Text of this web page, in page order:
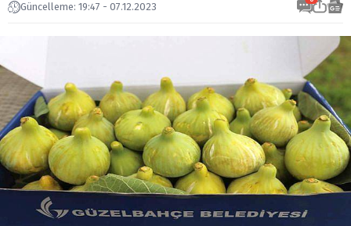
Güncelleme: 19:47 - 07.12.2023